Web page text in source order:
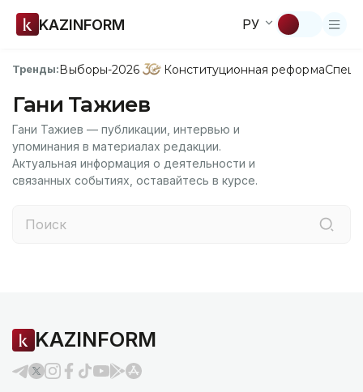
KAZINFORM РУ
Тренды:Выборы-2026 Конституционная реформа
Гани Тажиев
Гани Тажиев — публикации, интервью и
упоминания в материалах редакции.
Актуальная информация о деятельности и
связанных событиях, оставайтесь в курсе.
KAZINFORM